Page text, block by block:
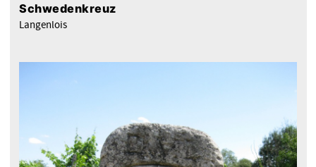
Schwedenkreuz
Langenlois